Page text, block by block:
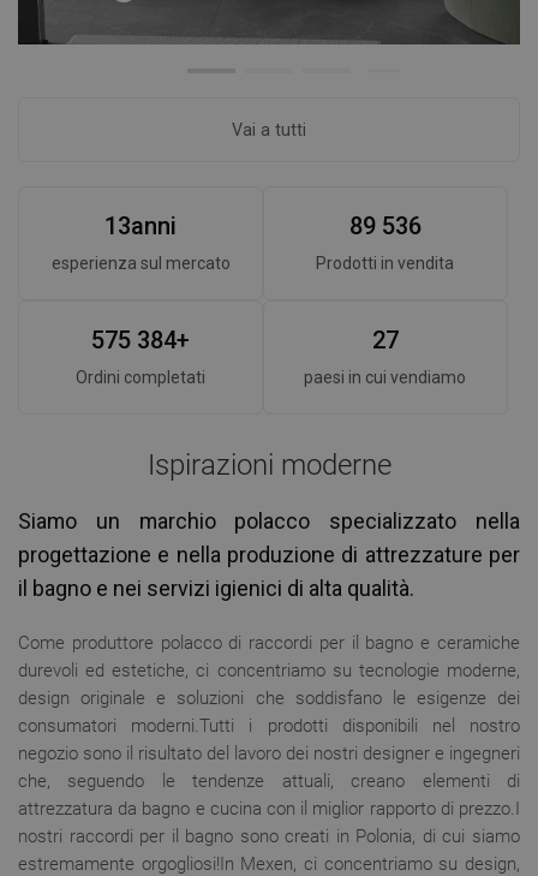
Vai a tutti
13anni
esperienza sul mercato
89 536
Prodotti in vendita
575 384+
Ordini completati
27
paesi in cui vendiamo
Ispirazioni moderne
Siamo un marchio polacco specializzato nella
progettazione e nella produzione di attrezzature per
il bagno e nei servizi igienici di alta qualità.
Come produttore polacco di raccordi per il bagno e ceramiche
durevoli ed estetiche, ci concentriamo su tecnologie moderne,
design originale e soluzioni che soddisfano le esigenze dei
consumatori moderni.Tutti i prodotti disponibili nel nostro
negozio sono il risultato del lavoro dei nostri designer e ingegneri
che, seguendo le tendenze attuali, creano elementi di
attrezzatura da bagno e cucina con il miglior rapporto di prezzo.I
nostri raccordi per il bagno sono creati in Polonia, di cui siamo
estremamente orgogliosi!In Mexen, ci concentriamo su design,